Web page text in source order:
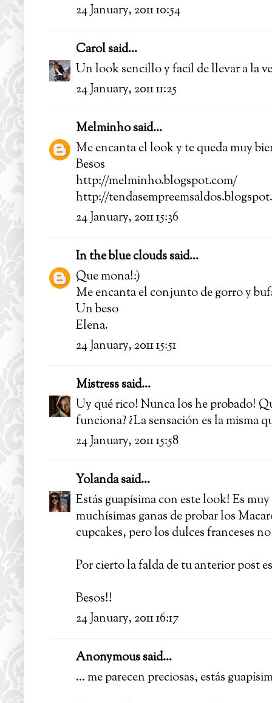
24 January, 2011 10:54
Carolsaid...
Un look sencillo y facil de llevar a la
24 January, 2011 11:25
Melminhosaid...
Me encanta el look y te queda muy
Besos
http://melminho.blogspot.com/
http://
24 January, 2011 15:36
In the blue cloudssaid...
Que mona!:)
Me encanta el conjunto de gorro y
Un beso
Elena.
24 January, 2011 15:51
Mistresssaid...
Uy qué rico! Nunca los he probado!
funciona? ¿La sensación es la misma
24 January, 2011 15:58
Yolandasaid...
Estás guapísima con este look! Es
muchísimas ganas de probar los
cupcakes, pero los dulces franceses
Por cierto la falda de tu anterior post
Besos!!
24 January, 2011 16:17
Anonymous said...
... me parecen preciosas, estás